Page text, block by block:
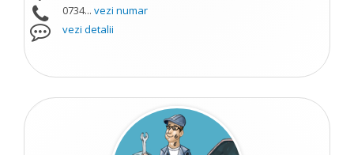
0734... vezi numar
vezi detalii